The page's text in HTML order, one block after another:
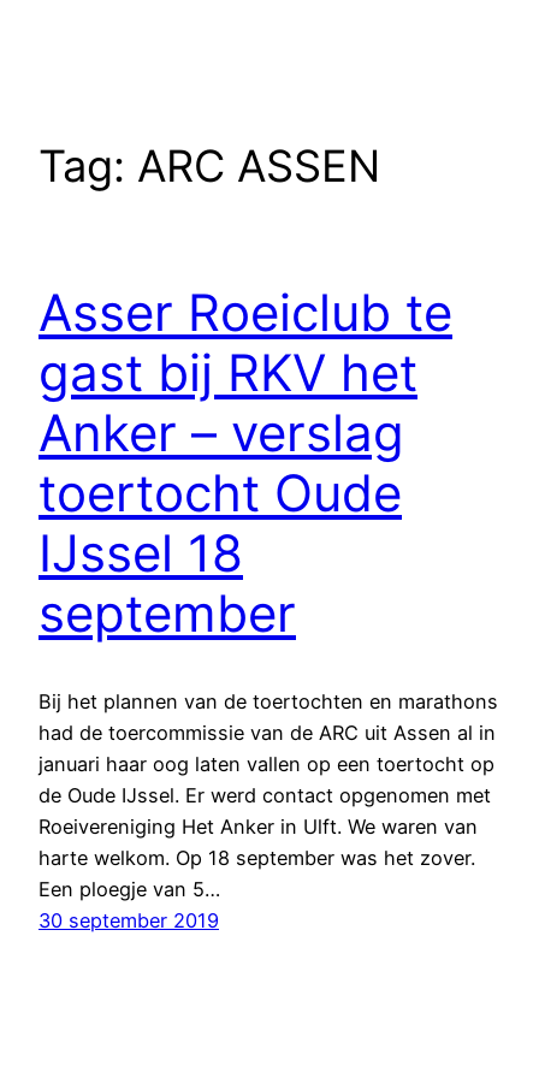
Tag: ARC ASSEN
Asser Roeiclub te
gast bij RKV het
Anker – verslag
toertocht Oude
IJssel 18
september
Bij het plannen van de toertochten en marathons
had de toercommissie van de ARC uit Assen al in
januari haar oog laten vallen op een toertocht op
de Oude IJssel. Er werd contact opgenomen met
Roeivereniging Het Anker in Ulft. We waren van
harte welkom. Op 18 september was het zover.
Een ploegje van 5…
30 september 2019